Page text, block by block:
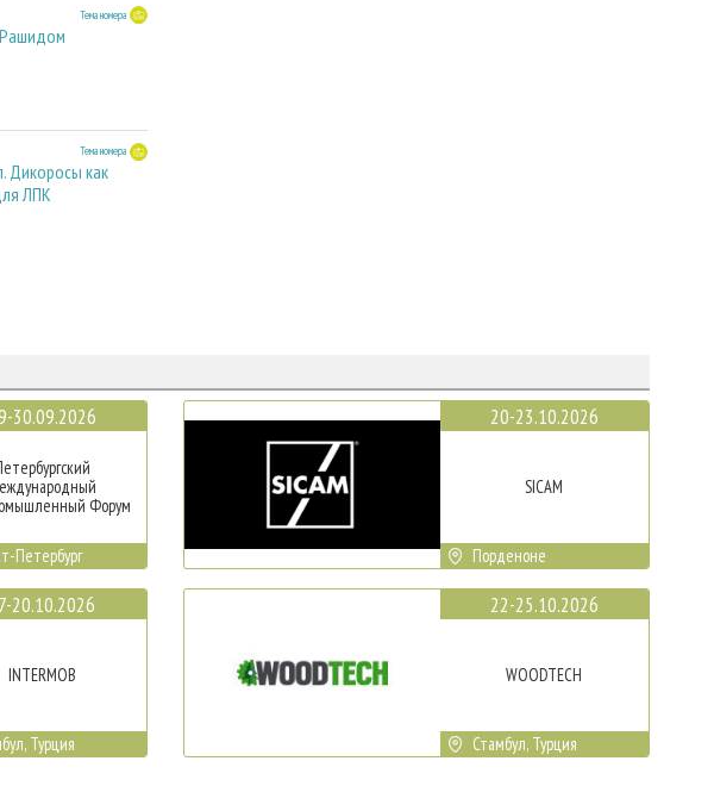
Тема номера
Тема номера
Дикоросы как
ЛПК
30.09.2026
Форум
Петербург
20.10.2026
INTERMOB
Турция
20-23.10.2026
SICAM
Порденоне
22-25.10.2026
WOODTECH
Стамбул, Турция